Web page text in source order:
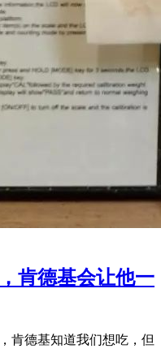
肯德基会让他一
肯德基知道我们想吃，但